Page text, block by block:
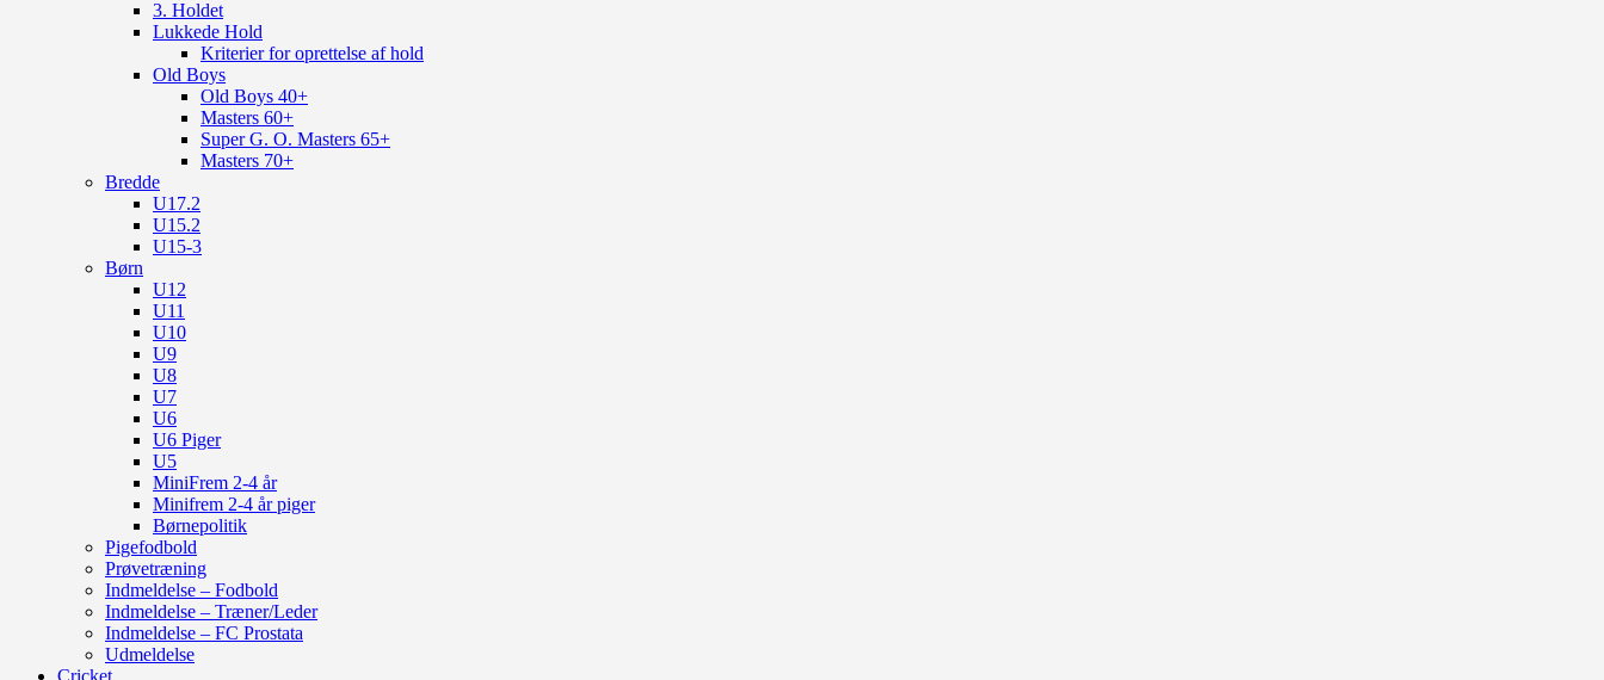
3. Holdet
Lukkede Hold
Kriterier for oprettelse af hold
Old Boys
Old Boys 40+
Masters 60+
Super G. O. Masters 65+
Masters 70+
Bredde
U17.2
U15.2
U15-3
Børn
U12
U11
U10
U9
U8
U7
U6
U6 Piger
U5
MiniFrem 2-4 år
Minifrem 2-4 år piger
Børnepolitik
Pigefodbold
Prøvetræning
Indmeldelse – Fodbold
Indmeldelse – Træner/Leder
Indmeldelse – FC Prostata
Udmeldelse
Cricket